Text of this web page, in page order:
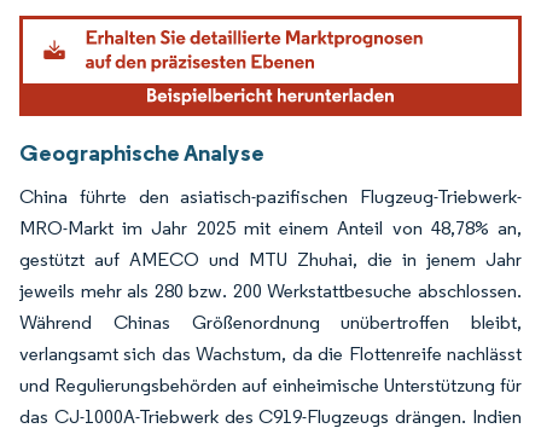
Bild © Mordor Intelligence. Wiederverwendung erfordert Namensnennung gemäß
Geographische Analyse
China führte den asiatisch-pazifischen Flugzeug-Triebwerk-
MRO-Markt im Jahr 2025 mit einem Anteil von 48,78% an,
gestützt auf AMECO und MTU Zhuhai, die in jenem Jahr
jeweils mehr als 280 bzw. 200 Werkstattbesuche abschlossen.
Während Chinas Größenordnung unübertroffen bleibt,
verlangsamt sich das Wachstum, da die Flottenreife nachlässt
und Regulierungsbehörden auf einheimische Unterstützung für
das CJ-1000A-Triebwerk des C919-Flugzeugs drängen. Indien